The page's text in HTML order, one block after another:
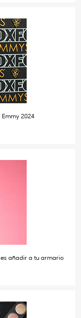
Emmy 2024
añadir a tu armario